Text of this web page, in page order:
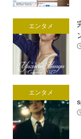
エンタメ
エンタメ